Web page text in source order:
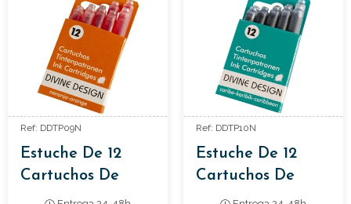
Ref: DDTP09N
Estuche De 12
Cartuchos De
Tinta Color
Ref: DDTP10N
Estuche De 12
Cartuchos De
Tinta